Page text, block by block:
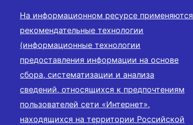
На информационном ресурсе применяются
рекомендательные технологии
(информационные технологии
предоставления информации на основе
сбора, систематизации и анализа
сведений, относящихся к предпочтениям
пользователей сети «Интернет»,
находящихся на территории Российской